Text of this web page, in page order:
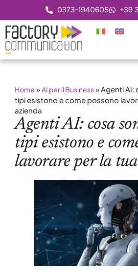
0373-1940605 +39
Home »AI per il Business»Agenti AI:
tipi esistono e come possono
azienda
Agenti AI: cosa
tipi esistono e
lavorare per la